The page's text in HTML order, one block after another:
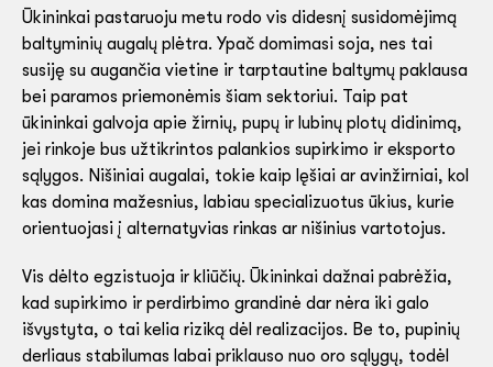
Ūkininkai pastaruoju metu rodo vis didesnį susidomėjimą
baltyminių augalų plėtra. Ypač domimasi soja, nes tai
susiję su augančia vietine ir tarptautine baltymų paklausa
bei paramos priemonėmis šiam sektoriui. Taip pat
ūkininkai galvoja apie žirnių, pupų ir lubinų plotų didinimą,
jei rinkoje bus užtikrintos palankios supirkimo ir eksporto
sąlygos. Nišiniai augalai, tokie kaip lęšiai ar avinžirniai, kol
kas domina mažesnius, labiau specializuotus ūkius, kurie
orientuojasi į alternatyvias rinkas ar nišinius vartotojus.
Vis dėlto egzistuoja ir kliūčių. Ūkininkai dažnai pabrėžia,
kad supirkimo ir perdirbimo grandinė dar nėra iki galo
išvystyta, o tai kelia riziką dėl realizacijos. Be to, pupinių
derliaus stabilumas labai priklauso nuo oro sąlygų, todėl